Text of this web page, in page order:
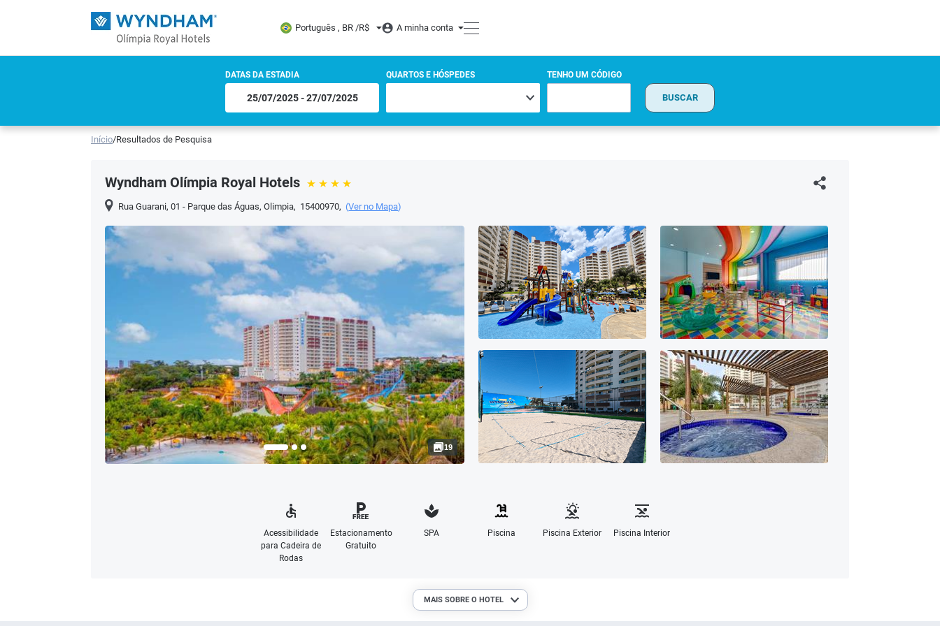
Português , BR /R$ A minha conta
DATAS DA ESTADIA QUARTOS E HÓSPEDES TENHO UM CÓDIGO
BUSCAR
Início/Resultados de Pesquisa
Wyndham Olímpia Royal Hotels
Rua Guarani, 01 - Parque das Águas,Olimpia, 15400970, (Ver no Mapa)
19
Acessibilidade
para Cadeira de
Rodas
Estacionamento
Gratuito
SPA Piscina Piscina Exterior Piscina Interior
MAIS SOBRE O HOTEL